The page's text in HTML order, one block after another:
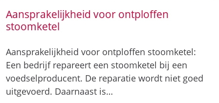
Aansprakelijkheid voor ontploffen
stoomketel
Aansprakelijkheid voor ontploffen stoomketel:
Een bedrijf repareert een stoomketel bij een
voedselproducent. De reparatie wordt niet goed
uitgevoerd. Daarnaast is…